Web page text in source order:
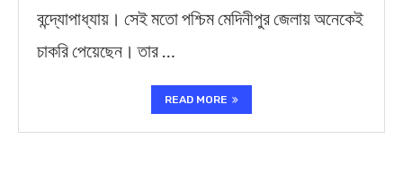
বন্দ্যোপাধ্যায়। সেই মতো পশ্চিম মেদিনীপুর জেলায় অনেকেই
চাকরি পেয়েছেন। তার …
READ MORE